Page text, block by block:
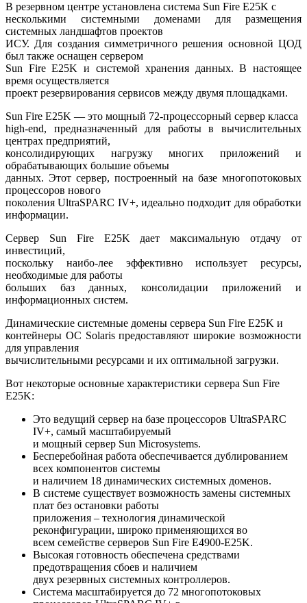
В резервном центре установлена система Sun Fire E25K с
несколькими системными доменами для размещения
системных ландшафтов проектов
ИСУ. Для создания симметричного решения основной ЦОД
был также оснащен сервером
Sun Fire E25K и системой хранения данных. В настоящее
время осуществляется
проект резервирования сервисов между двумя площадками.
Sun Fire E25K — это мощный 72-процессорный сервер класса
high-end, предназначенный для работы в вычислительных
центрах предприятий,
консолидирующих нагрузку многих приложений и
обрабатывающих большие объемы
данных. Этот сервер, построенный на базе многопотоковых
процессоров нового
поколения UltraSPARC IV+, идеально подходит для обработки
информации.
Сервер Sun Fire E25K дает максимальную отдачу от
инвестиций,
поскольку наибо-лее эффективно использует ресурсы,
необходимые для работы
больших баз данных, консолидации приложений и
информационных систем.
Динамические системные домены сервера Sun Fire E25K и
контейнеры ОС Solaris предоставляют широкие возможности
для управления
вычислительными ресурсами и их оптимальной загрузки.
Вот некоторые основные характеристики сервера Sun Fire
E25K:
Это ведущий сервер на базе процессоров UltraSPARС
IV+, самый масштабируемый
и мощный сервер Sun Microsystems.
Бесперебойная работа обеспечивается дублированием
всех компонентов системы
и наличием 18 динамических системных доменов.
В системе существует возможность замены системных
плат без остановки работы
приложения – технология динамической
реконфигурации, широко применяющихся во
всем семействе серверов Sun Fire E4900-E25K.
Высокая готовность обеспечена средствами
предотвращения сбоев и наличием
двух резервных системных контроллеров.
Система масштабируется до 72 многопотоковых